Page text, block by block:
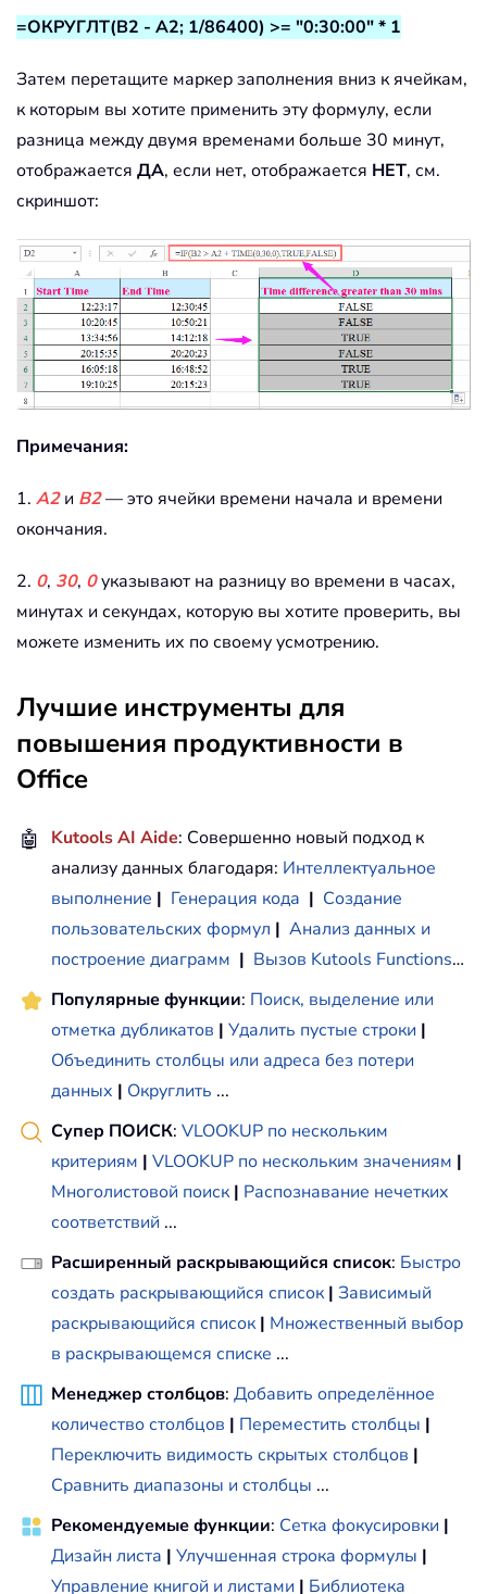
=ОКРУГЛТ(B2 - A2; 1/86400) >= "0:30:00" * 1
Затем перетащите маркер заполнения вниз к ячейкам,
к которым вы хотите применить эту формулу, если
разница между двумя временами больше 30 минут,
отображается ДА, если нет, отображается НЕТ, см.
скриншот:
Примечания:
1. A2и B2— это ячейки времени начала и времени
окончания.
2. 0, 30, 0указывают на разницу во времени в часах,
минутах и секундах, которую вы хотите проверить, вы
можете изменить их по своему усмотрению.
Лучшие инструменты для
повышения продуктивности в
Office
🤖 Kutools AI Aide: Совершенно новый подход к
анализу данных благодаря: Интеллектуальное
выполнение | Генерация кода | Создание
пользовательских формул | Анализ данных и
построение диаграмм | Вызов Kutools Functions…
Популярные функции: Поиск, выделение или
отметка дубликатов | Удалить пустые строки |
Объединить столбцы или адреса без потери
данных | Округлить ...
Супер ПОИСК: VLOOKUP по нескольким
критериям | VLOOKUP по нескольким значениям |
Многолистовой поиск | Распознавание нечетких
соответствий ...
Расширенный раскрывающийся список: Быстро
создать раскрывающийся список | Зависимый
раскрывающийся список | Множественный выбор
в раскрывающемся списке ...
Менеджер столбцов: Добавить определённое
количество столбцов | Переместить столбцы |
Переключить видимость скрытых столбцов |
Сравнить диапазоны и столбцы ...
Рекомендуемые функции: Сетка фокусировки |
Дизайн листа | Улучшенная строка формулы |
Управление книгой и листами | Библиотека